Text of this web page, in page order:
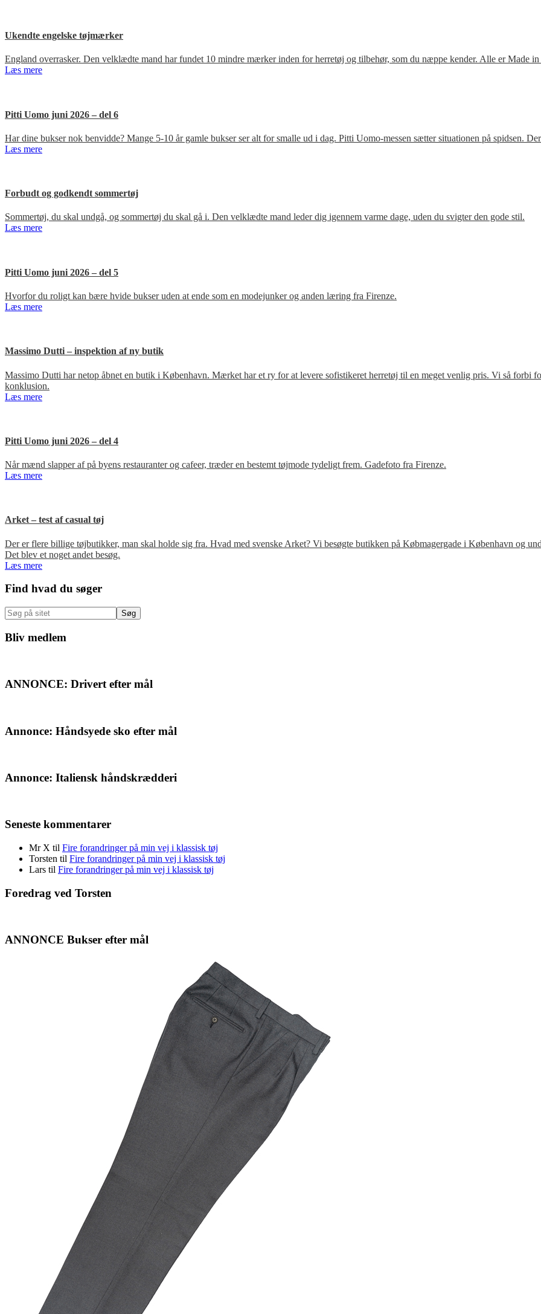
Ukendte engelske tøjmærker
England overrasker. Den velklædte mand har fundet 10 mindre mærker inden for herretøj og tilbehør, som du næppe kender. Alle er Made
Læs mere
Pitti Uomo juni 2026 – del 6
Har dine bukser nok benvidde? Mange 5-10 år gamle bukser ser alt for smalle ud i dag. Pitti Uomo-messen sætter situationen på spidsen.
Læs mere
Forbudt og godkendt sommertøj
Sommertøj, du skal undgå, og sommertøj du skal gå i. Den velklædte mand leder dig igennem varme dage, uden du svigter den gode stil.
Læs mere
Pitti Uomo juni 2026 – del 5
Hvorfor du roligt kan bære hvide bukser uden at ende som en modejunker og anden læring fra Firenze.
Læs mere
Massimo Dutti – inspektion af ny butik
Massimo Dutti har netop åbnet en butik i København. Mærket har et ry for at levere sofistikeret herretøj til en meget venlig pris. Vi så forbi
konklusion.
Læs mere
Pitti Uomo juni 2026 – del 4
Når mænd slapper af på byens restauranter og cafeer, træder en bestemt tøjmode tydeligt frem. Gadefoto fra Firenze.
Læs mere
Arket – test af casual tøj
Der er flere billige tøjbutikker, man skal holde sig fra. Hvad med svenske Arket? Vi besøgte butikken på Købmagergade i København og
Det blev et noget andet besøg.
Læs mere
Primær
Sidebar
Find hvad du søger
Søg
på
sitet
Bliv medlem
ANNONCE: Drivert efter mål
Annonce: Håndsyede sko efter mål
Annonce: Italiensk håndskrædderi
Seneste kommentarer
Mr X til Fire forandringer på min vej i klassisk tøj
Torsten til Fire forandringer på min vej i klassisk tøj
Lars til Fire forandringer på min vej i klassisk tøj
Foredrag ved Torsten
ANNONCE Bukser efter mål